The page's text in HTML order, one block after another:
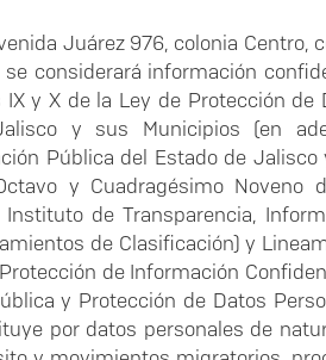
Juárez 976, colonia Centro,
considerará información
y X de la Ley de Protección de
y sus Municipios (en
Pública del Estado de Jalisco
y Cuadragésimo Noveno
de Transparencia,
de Clasificación) y
de Información
y Protección de Datos
por datos personales de